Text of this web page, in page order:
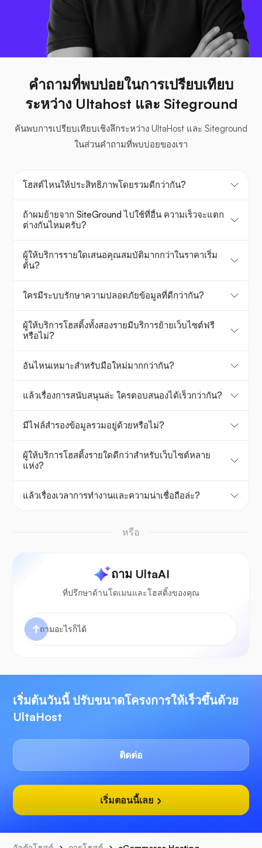
คำถามที่พบบ่อยในการเปรียบเทียบ
ระหว่าง Ultahost และ Siteground
ค้นพบการเปรียบเทียบเชิงลึกระหว่าง UltaHost และ Siteground
ในส่วนคำถามที่พบบ่อยของเรา
โฮสต์ไหนให้ประสิทธิภาพโดยรวมดีกว่ากัน?
ถ้าผมย้ายจาก SiteGround ไปใช้ที่อื่น ความเร็วจะแตก
ต่างกันไหมครับ?
ผู้ให้บริการรายใดเสนอคุณสมบัติมากกว่าในราคาเริ่ม
ต้น?
ใครมีระบบรักษาความปลอดภัยข้อมูลที่ดีกว่ากัน?
ผู้ให้บริการโฮสติ้งทั้งสองรายมีบริการย้ายเว็บไซต์ฟรี
หรือไม่?
อันไหนเหมาะสำหรับมือใหม่มากกว่ากัน?
แล้วเรื่องการสนับสนุนล่ะ ใครตอบสนองได้เร็วกว่ากัน?
มีไฟล์สำรองข้อมูลรวมอยู่ด้วยหรือไม่?
ผู้ให้บริการโฮสติ้งรายใดดีกว่าสำหรับเว็บไซต์หลาย
แห่ง?
แล้วเรื่องเวลาการทำงานและความน่าเชื่อถือล่ะ?
หรือ
ถาม UltaAI
ที่ปรึกษาด้านโดเมนและโฮสติ้งของคุณ
เริ่มต้นวันนี้ ปรับขนาดโครงการให้เร็วขึ้นด้วย
UltaHost
ติดต่อ
เริ่มตอนนี้เลย